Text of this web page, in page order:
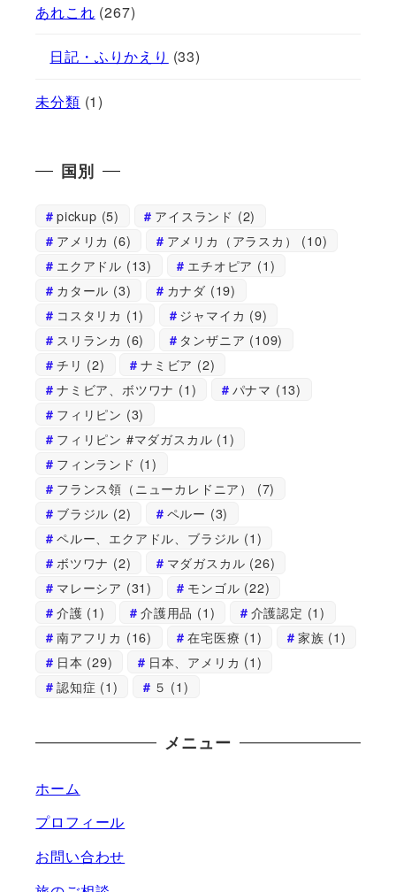
あれこれ (267)
日記・ふりかえり (33)
未分類 (1)
国別
pickup (5) アイスランド (2)
アメリカ (6) アメリカ（アラスカ）
(10)
エクアドル (13) エチオピア (1)
カタール (3) カナダ (19)
コスタリカ (1) ジャマイカ (9)
スリランカ (6) タンザニア (109)
チリ (2) ナミビア (2)
ナミビア、ボツワナ (1) パナマ (13)
フィリピン (3)
フィリピン #マダガスカル (1)
フィンランド (1)
フランス領（ニューカレドニア）
(7)
ブラジル (2) ペルー (3)
ペルー、エクアドル、ブラジル (1)
ボツワナ (2) マダガスカル (26)
マレーシア (31) モンゴル (22)
介護 (1) 介護用品 (1) 介護認定 (1)
南アフリカ (16) 在宅医療 (1) 家族 (1)
日本 (29) 日本、アメリカ (1)
認知症 (1) ５ (1)
メニュー
ホーム
プロフィール
お問い合わせ